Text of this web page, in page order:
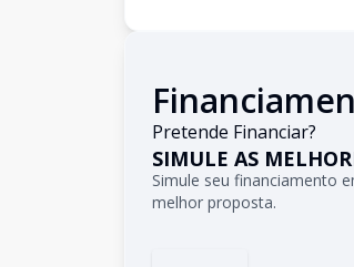
Pretende Financiar?
SIMULE AS
Simule seu financiamento
melhor proposta.